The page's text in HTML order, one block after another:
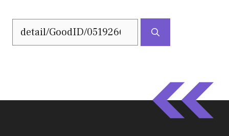
Buscar: